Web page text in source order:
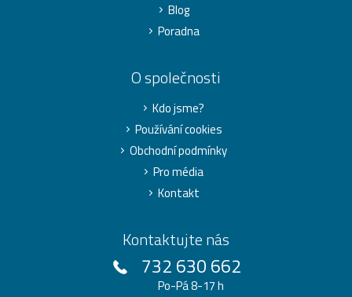
Blog
Poradna
O společnosti
Kdo jsme?
Používání cookies
Obchodní podmínky
Pro média
Kontakt
Kontaktujte nás
732 630 662
Po-Pá 8-17 h